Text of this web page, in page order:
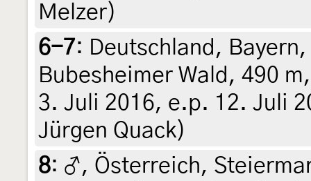
Melzer)
6-7: Deutschland,
Bubesheimer Wald, 490
3. Juli 2016, e.p. 12. Juli
Jürgen Quack)
8: ♂, Österreich,